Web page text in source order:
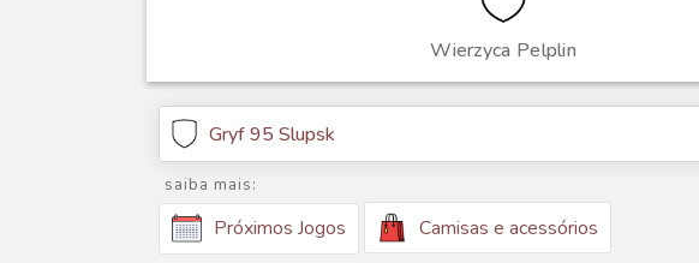
Wierzyca Pelplin
Gryf 95 Slupsk
saiba mais:
Próximos Jogos Camisas e acessórios